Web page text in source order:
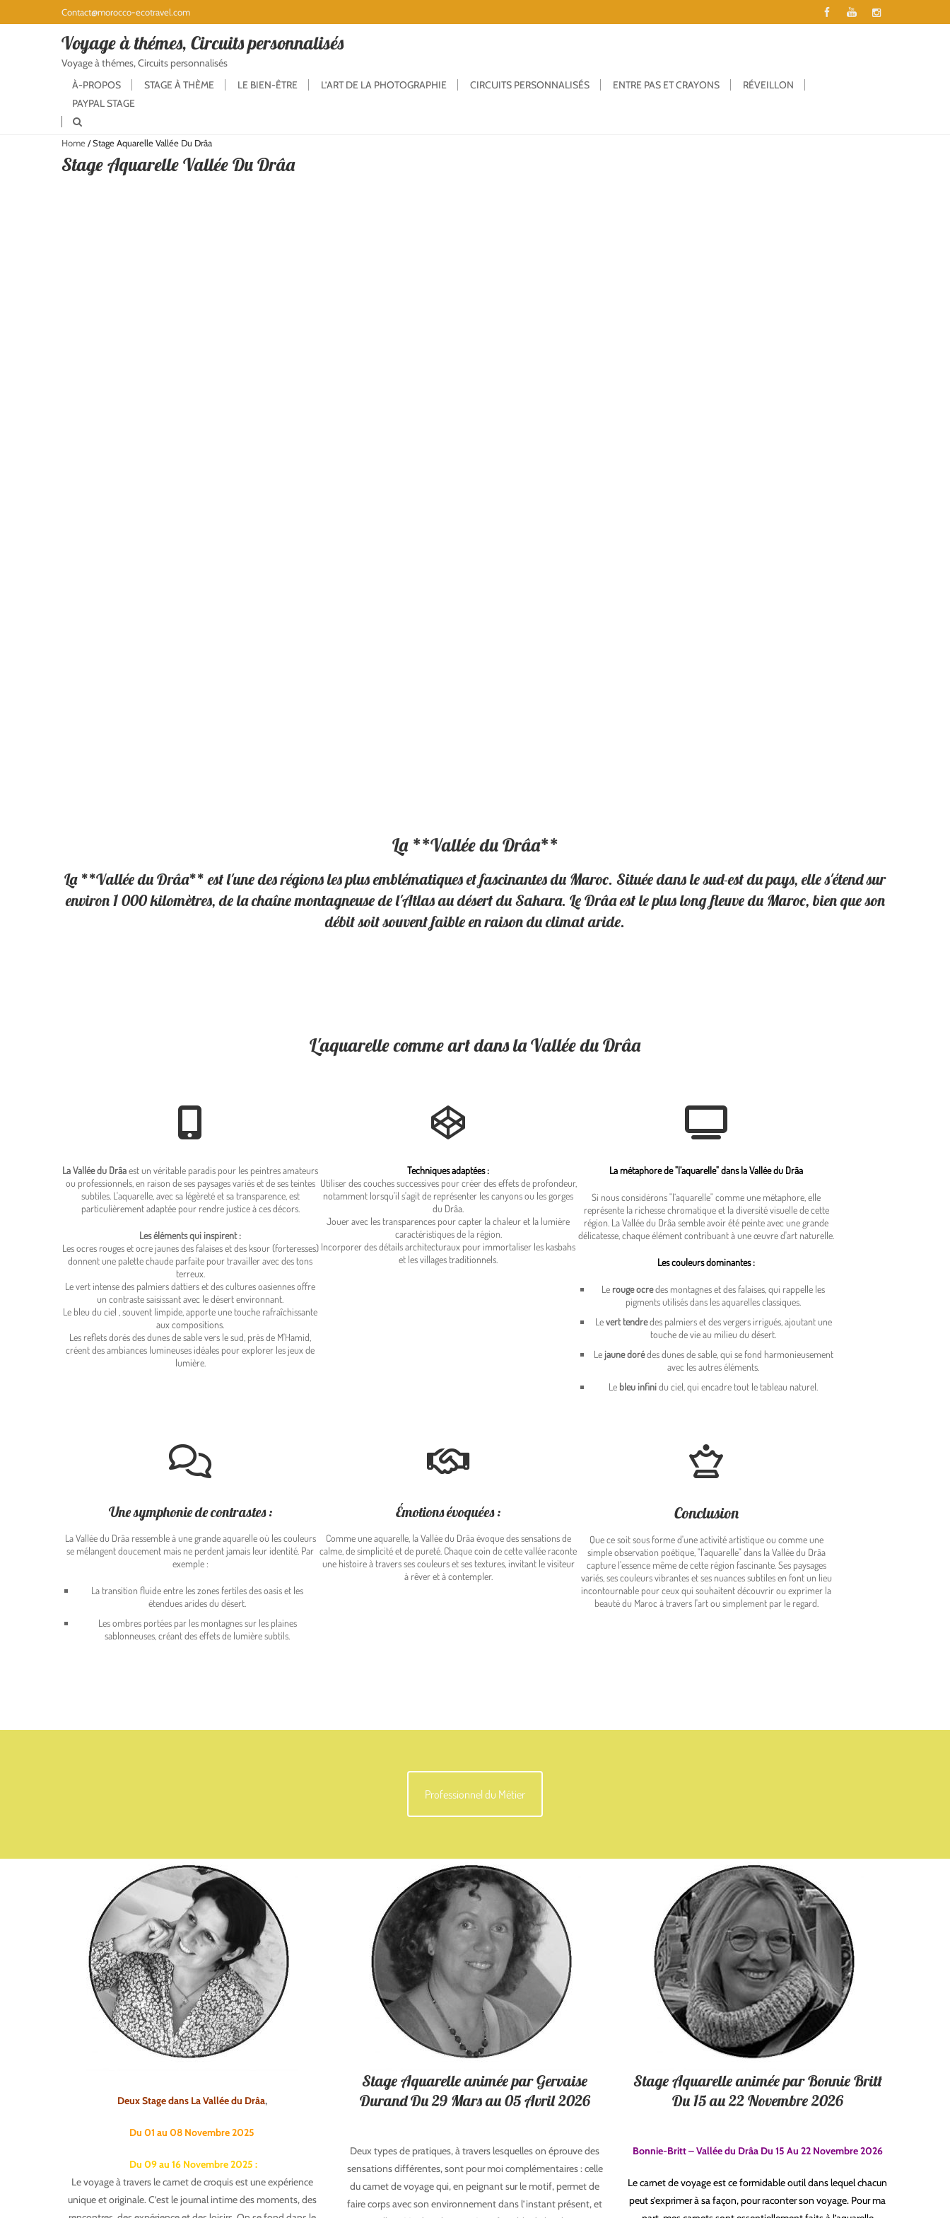
Contact@morocco-ecotravel.com
Voyage à thémes, Circuits personnalisés
Voyage à thémes, Circuits personnalisés
À-PROPOS
STAGE À THÈME LE BIEN-ÊTRE L’ART DE LA PHOTOGRAPHIE CIRCUITS PERSONNALISÉS ENTRE PAS ET CRAYONS
RÉVEILLON
PAYPAL STAGE
Home/Stage Aquarelle Vallée Du Drâa
Stage Aquarelle Vallée Du Drâa
La **Vallée du Drâa**
La **Vallée du Drâa** est l'une des régions les plus emblématiques et fascinantes du Maroc. Située dans le sud-est du pays, elle s'étend sur
environ 1 000 kilomètres, de la chaîne montagneuse de l'Atlas au désert du Sahara. Le Drâa est le plus long fleuve du Maroc, bien que son
débit soit souvent faible en raison du climat aride.
L'aquarelle comme art dans la Vallée du Drâa
La Vallée du Drâaest un véritable paradis pour les peintres amateurs
ou professionnels, en raison de ses paysages variés et de ses teintes
subtiles. L'aquarelle, avec sa légèreté et sa transparence, est
particulièrement adaptée pour rendre justice à ces décors.
Les éléments qui inspirent :
Les ocres rouges et ocre jaunes des falaises et des ksour (forteresses)
donnent une palette chaude parfaite pour travailler avec des tons
terreux.
Le vert intense des palmiers dattiers et des cultures oasiennes offre
un contraste saisissant avec le désert environnant.
Le bleu du ciel , souvent limpide, apporte une touche rafraîchissante
aux compositions.
Les reflets dorés des dunes de sable vers le sud, près de M'Hamid,
créent des ambiances lumineuses idéales pour explorer les jeux de
lumière.
Techniques adaptées :
Utiliser des couches successives pour créer des effets de profondeur,
notamment lorsqu'il s'agit de représenter les canyons ou les gorges
du Drâa.
Jouer avec les transparences pour capter la chaleur et la lumière
caractéristiques de la région.
Incorporer des détails architecturaux pour immortaliser les kasbahs
et les villages traditionnels.
La métaphore de "l’aquarelle" dans la Vallée du Drâa
Si nous considérons "l’aquarelle" comme une métaphore, elle
représente la richesse chromatique et la diversité visuelle de cette
région. La Vallée du Drâa semble avoir été peinte avec une grande
délicatesse, chaque élément contribuant à une œuvre d'art naturelle.
Les couleurs dominantes :
Le rouge ocredes montagnes et des falaises, qui rappelle les
pigments utilisés dans les aquarelles classiques.
Levert tendredes palmiers et des vergers irrigués, ajoutant une
touche de vie au milieu du désert.
Lejaune dorédes dunes de sable, qui se fond harmonieusement
avec les autres éléments.
Le bleu infinidu ciel, qui encadre tout le tableau naturel.
Une symphonie de contrastes :
La Vallée du Drâa ressemble à une grande aquarelle où les couleurs
se mélangent doucement mais ne perdent jamais leur identité. Par
exemple :
La transition fluide entre les zones fertiles des oasis et les
étendues arides du désert.
Les ombres portées par les montagnes sur les plaines
sablonneuses, créant des effets de lumière subtils.
Émotions évoquées :
Comme une aquarelle, la Vallée du Drâa évoque des sensations de
calme, de simplicité et de pureté. Chaque coin de cette vallée raconte
une histoire à travers ses couleurs et ses textures, invitant le visiteur
à rêver et à contempler.
Conclusion
Que ce soit sous forme d'une activité artistique ou comme une
simple observation poétique, "l’aquarelle" dans la Vallée du Drâa
capture l'essence même de cette région fascinante. Ses paysages
variés, ses couleurs vibrantes et ses nuances subtiles en font un lieu
incontournable pour ceux qui souhaitent découvrir ou exprimer la
beauté du Maroc à travers l'art ou simplement par le regard.
Professionnel du Métier
Deux Stage dans La Vallée du Drâa,
Du 01 au 08 Novembre 2025
Du 09 au 16 Novembre 2025 :
Le voyage à travers le carnet de croquis est une expérience
unique et originale. C’est le journal intime des moments, des
Stage Aquarelle animée par Gervaise
Durand Du 29 Mars au 05 Avril 2026
Deux types de pratiques, à travers lesquelles on éprouve des
sensations différentes, sont pour moi complémentaires : celle
du carnet de voyage qui, en peignant sur le motif, permet de
faire corps avec son environnement dans l’instant présent, et
Stage Aquarelle animée par Bonnie Britt
Du 15 au 22 Novembre 2026
Bonnie-Britt – Vallée du Drâa Du 15 Au 22 Novembre 2026
Le carnet de voyage est ce formidable outil dans lequel chacun
peut s’exprimer à sa façon, pour raconter son voyage. Pour ma